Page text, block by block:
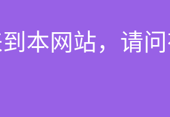
本网站，请